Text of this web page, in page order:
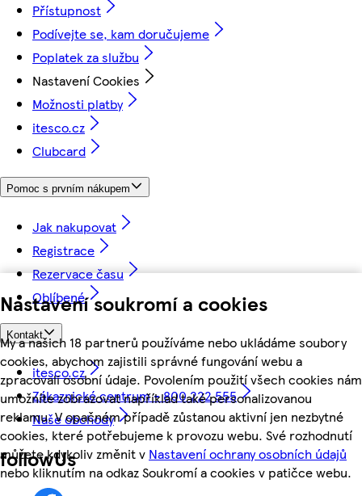
Nastavení soukromí a cookies
My a našich 18 partnerů používáme nebo ukládáme soubory
cookies, abychom zajistili správné fungování webu a
zpracovali osobní údaje. Povolením použití všech cookies nám
umožníte zobrazovat například také personalizovanou
reklamu. V opačném případě zůstanou aktivní jen nezbytné
cookies, které potřebujeme k provozu webu. Své rozhodnutí
můžete kdykoliv změnit v Nastavení ochrany osobních údajů
nebo kliknutím na odkaz Soukromí a cookies v patičce webu.
Přístupnost
Podívejte se, kam doručujeme
Poplatek za službu
Nastavení Cookies
Možnosti platby
itesco.cz
Clubcard
Pomoc s prvním nákupem
Jak nakupovat
Registrace
Rezervace času
Oblíbené
Kontakt
itesco.cz
Zákaznické centrum - 800 222 555
Naše obchody
followUs